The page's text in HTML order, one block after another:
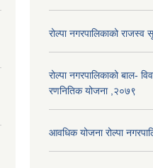
रोल्पा नगरपालिकाको राजस्व
रोल्पा नगरपालिकाको बाल-
रणनितिक योजना ,२०७९
आवधिक योजना रोल्पा